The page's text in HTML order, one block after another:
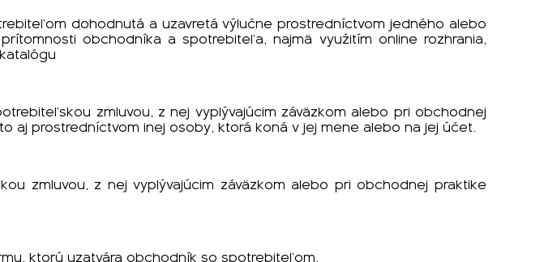
dohodnutá a uzavretá výlučne prostredníctvom jedného alebo
obchodníka a spotrebiteľa, najmä využitím online rozhrania,
zmluvou, z nej vyplývajúcim záväzkom alebo pri obchodnej
aj prostredníctvom inej osoby, ktorá koná v jej mene alebo na jej účet.
zmluvou, z nej vyplývajúcim záväzkom alebo pri obchodnej praktike
ktorú uzatvára obchodník so spotrebiteľom.